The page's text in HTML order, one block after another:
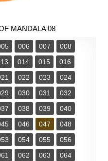
MANDALA 08
006 007
008
014 015
016
022 023
024
030 031
032
038 039
040
046 047
048
054 055
056
062 063
064